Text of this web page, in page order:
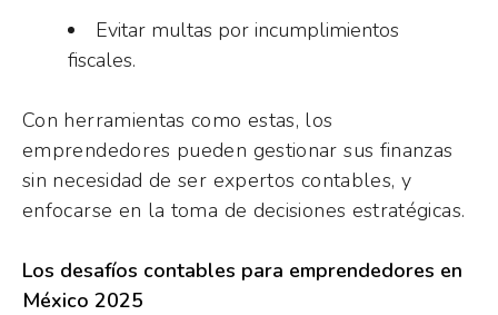
Evitar multas por incumplimientos
fiscales.
Con herramientas como estas, los
emprendedores pueden gestionar sus finanzas
sin necesidad de ser expertos contables, y
enfocarse en la toma de decisiones estratégicas.
Los desafíos contables para emprendedores en
México 2025